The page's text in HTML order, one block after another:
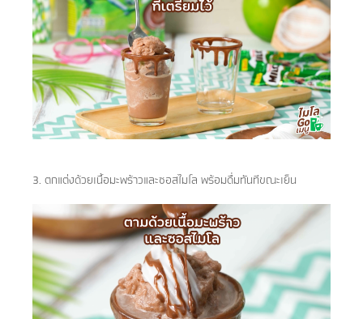
3. ตกแต่งด้วยเนื้อมะพร้าวและซอสไมโล พร้อมดื่มทันทีขณะเย็น